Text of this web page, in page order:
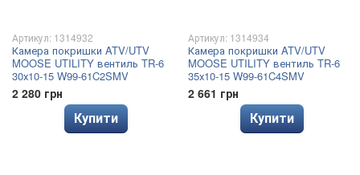
Артикул: 1314932
Камера покришки ATV/UTV
MOOSE UTILITY вентиль TR-6
30х10-15 W99-61C2SMV
2 280 грн
Купити
Артикул: 1314934
Камера покришки ATV/UTV
MOOSE UTILITY вентиль TR-6
35х10-15 W99-61C4SMV
2 661 грн
Купити